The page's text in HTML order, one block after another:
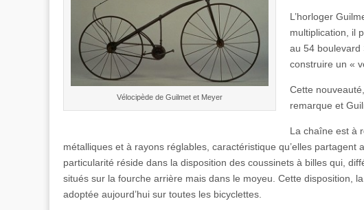
Vélocipède de Guilmet et Meyer
L’horloger
multiplication, il
au 54 boulevard
construire un «
Cette
remarque et
La chaîne est à
métalliques et à rayons réglables, caractéristique qu’elles
particularité réside dans la disposition des coussinets à billes qui,
situés sur la fourche arrière mais dans le moyeu. Cette disposition,
adoptée aujourd’hui sur toutes les bicyclettes.